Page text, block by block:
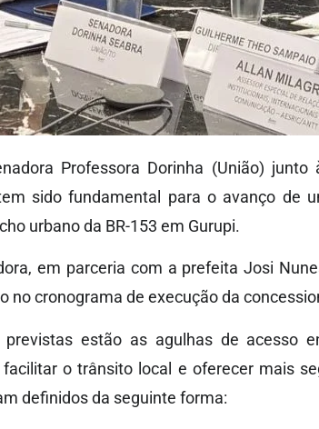
Professora Dorinha (União) junto
sido fundamental para o avanço de
urbano da BR-153 em Gurupi.
em parceria com a prefeita Josi
no cronograma de execução da
previstas estão as agulhas de acesso
o trânsito local e oferecer mais
definidos da seguinte forma: